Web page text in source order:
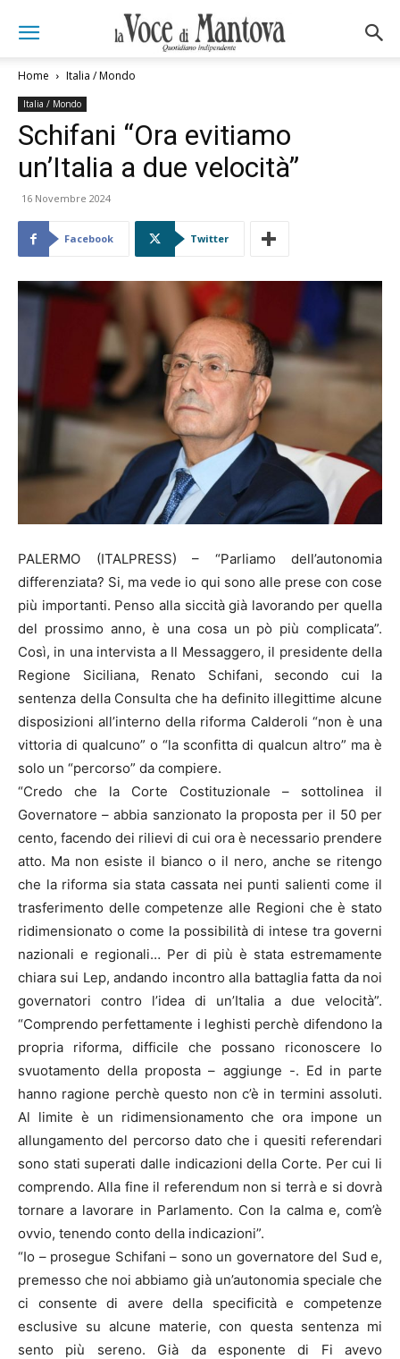
Home Italia / Mondo
Italia / Mondo
Schifani “Ora evitiamo
un’Italia a due velocità”
16 Novembre 2024
Facebook Twitter
PALERMO (ITALPRESS) – “Parliamo dell’autonomia
differenziata? Si, ma vede io qui sono alle prese con cose
più importanti. Penso alla siccità già lavorando per quella
del prossimo anno, è una cosa un pò più complicata”.
Così, in una intervista a Il Messaggero, il presidente della
Regione Siciliana, Renato Schifani, secondo cui la
sentenza della Consulta che ha definito illegittime alcune
disposizioni all’interno della riforma Calderoli “non è una
vittoria di qualcuno” o “la sconfitta di qualcun altro” ma è
solo un “percorso” da compiere.
“Credo che la Corte Costituzionale – sottolinea il
Governatore – abbia sanzionato la proposta per il 50 per
cento, facendo dei rilievi di cui ora è necessario prendere
atto. Ma non esiste il bianco o il nero, anche se ritengo
che la riforma sia stata cassata nei punti salienti come il
trasferimento delle competenze alle Regioni che è stato
ridimensionato o come la possibilità di intese tra governi
nazionali e regionali… Per di più è stata estremamente
chiara sui Lep, andando incontro alla battaglia fatta da noi
governatori contro l’idea di un’Italia a due velocità”.
“Comprendo perfettamente i leghisti perchè difendono la
propria riforma, difficile che possano riconoscere lo
svuotamento della proposta – aggiunge -. Ed in parte
hanno ragione perchè questo non c’è in termini assoluti.
Al limite è un ridimensionamento che ora impone un
allungamento del percorso dato che i quesiti referendari
sono stati superati dalle indicazioni della Corte. Per cui li
comprendo. Alla fine il referendum non si terrà e si dovrà
tornare a lavorare in Parlamento. Con la calma e, com’è
ovvio, tenendo conto della indicazioni”.
“Io – prosegue Schifani – sono un governatore del Sud e,
premesso che noi abbiamo già un’autonomia speciale che
ci consente di avere della specificità e competenze
esclusive su alcune materie, con questa sentenza mi
sento più sereno. Già da esponente di Fi avevo